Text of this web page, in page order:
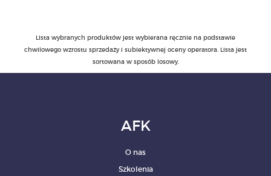
Lista wybranych produktów jest wybierana ręcznie na podstawie
chwilowego wzrostu sprzedaży i subiektywnej oceny operatora. Lista jest
sortowana w sposób losowy.
AFK
O nas
Szkolenia